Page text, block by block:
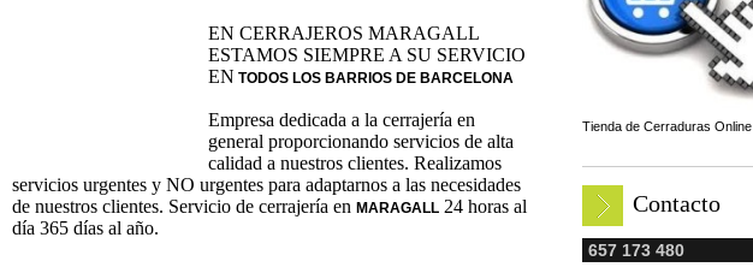
EN CERRAJEROS MARAGALL
ESTAMOS SIEMPRE A SU SERVICIO
EN TODOS LOS BARRIOS DE BARCELONA
Empresa dedicada a la cerrajería en
general proporcionando servicios de alta
calidad a nuestros clientes. Realizamos
servicios urgentes y NO urgentes para adaptarnos a las necesidades
de nuestros clientes. Servicio de cerrajería en MARAGALL 24 horas al
día 365 días al año.
Tienda de Cerraduras Online
Contacto
657 173 480